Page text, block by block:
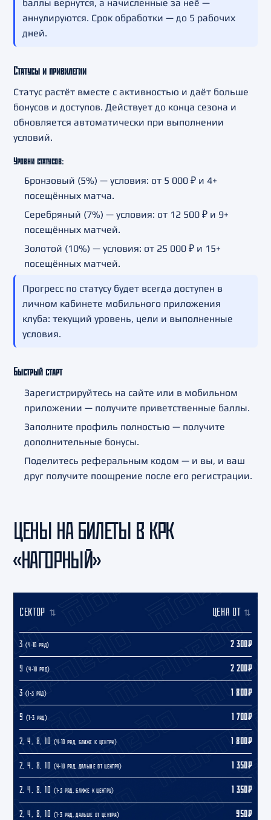
баллы вернутся, а начисленные за неё —
аннулируются. Срок обработки — до 5 рабочих
дней.
Статусы и привилегии
Статус растёт вместе с активностью и даёт больше
бонусов и доступов. Действует до конца сезона и
обновляется автоматически при выполнении
условий.
Уровни статусов:
Бронзовый (5%) — условия: от 5 000 ₽ и 4+
посещённых матча.
Серебряный (7%) — условия: от 12 500 ₽ и 9+
посещённых матчей.
Золотой (10%) — условия: от 25 000 ₽ и 15+
посещённых матчей.
Прогресс по статусу будет всегда доступен в
личном кабинете мобильного приложения
клуба: текущий уровень, цели и выполненные
условия.
Быстрый старт
Зарегистрируйтесь на сайте или в мобильном
приложении — получите приветственные баллы.
Заполните профиль полностью — получите
дополнительные бонусы.
Поделитесь реферальным кодом — и вы, и ваш
друг получите поощрение после его регистрации.
ЦЕНЫ НА БИЛЕТЫ В КРК
«НАГОРНЫЙ»
СЕКТОР ЦЕНА ОТ
3 (4-10 ряд) 2 300₽
9 (4-10 ряд) 2 200₽
3 (1-3 ряд) 1 800₽
9 (1-3 ряд) 1 700₽
2, 4, 8, 10 (4-10 ряд, ближе к центру) 1 800₽
2, 4, 8, 10 (4-10 ряд, дальше от центра) 1 350₽
2, 4, 8, 10 (1-3 ряд, ближе к центру) 1 350₽
2, 4, 8, 10 (1-3 ряд, дальше от центра) 950₽